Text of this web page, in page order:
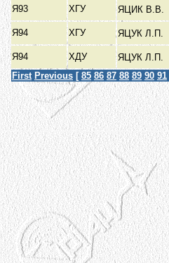
Я93
ХГУ ЯЦИК В.В.
Я94
ХГУ ЯЦУК Л.П.
Я94
ХДУ ЯЦУК Л.П.
First Previous [ 85 86 87 88 89 90 91